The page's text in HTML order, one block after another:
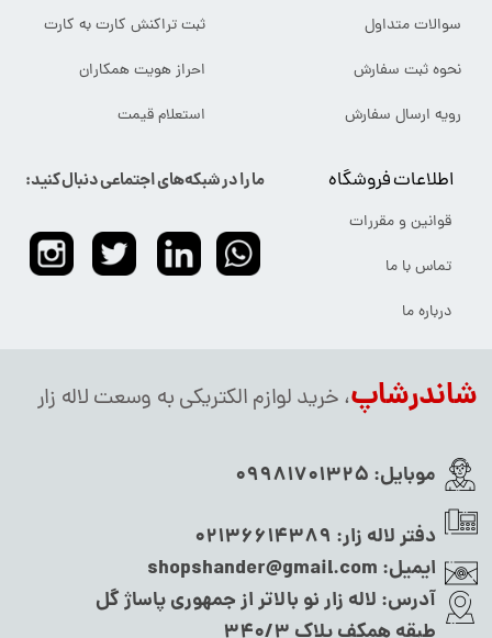
شاندرشاپ، خرید لوازم الکتریکی به وسعت لاله زار
موبایل: 09981701325
دفتر لاله زار: 02136614389
ایمیل: shopshander@gmail.com
آدرس: لاله زار نو بالاتر از جمهوری پاساژ گل
ما را در شبکه‌های اجتماعی دنبال کنید: اطلاعات فروشگاه
قوانین و مقررات
تماس با ما
درباره ما
ثبت تراکنش کارت به کارت
احراز هویت همکاران
استعلام قیمت
سوالات متداول
نحوه ثبت سفارش
رویه ارسال سفارش